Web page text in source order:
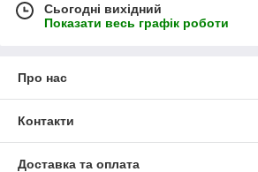
Сьогодні вихідний
Показати весь графік роботи
Про нас
Контакти
Доставка та оплата